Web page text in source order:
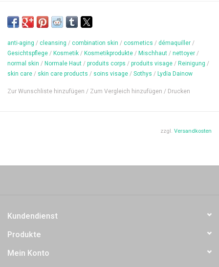
Irritationen und verfeinert die Poren, verleiht einen glatten und
gleichmässigen Teint
→ Für unreine, fettige Haut
→ Vegan
: Auf die gereinigte Haut auftragen und gut
anti-aging / cleansing / combination skin / cosmetics / démaquiller /
Gesichtspflege / Kosmetik / Kosmetikprodukte / Mischhaut / nettoyer /
normal skin / Normale Haut / produits corps / produits visage / Reinigung /
skin care / skin care products / soins visage / Sothys / Lydïa Dainow
Zur Wunschliste hinzufügen / Zum Vergleich hinzufügen / Drucken
zzgl. Versandkosten
Kundendienst
Produkte
Mein Konto